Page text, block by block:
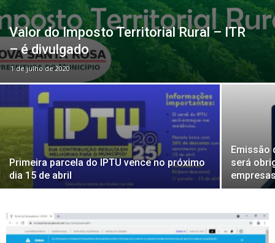
Valor do Imposto Territorial Rural – ITR
– é divulgado
1 de julho de 2020
Primeira parcela do IPTU vence no próximo
dia 15 de abril
Emissão
será